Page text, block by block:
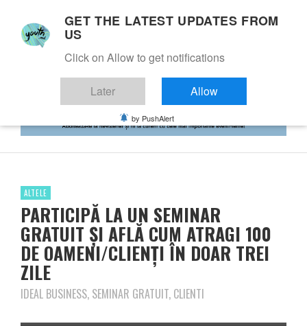
ALTELE
PARTICIPĂ LA UN SEMINAR
GRATUIT ȘI AFLĂ CUM ATRAGI 100
DE OAMENI/CLIENȚI ÎN DOAR TREI
ZILE
IDEAL BUSINESS, SEMINAR GRATUIT, CLIENTI
GET THE LATEST UPDATES FROM
US
Click on Allow to get notifications
Later Allow
by PushAlert